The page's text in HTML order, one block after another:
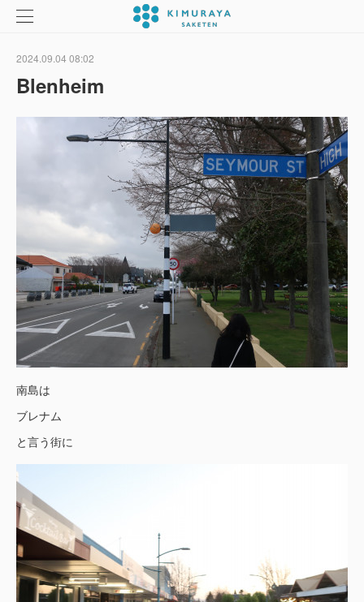
2024.09.04 08:02
Blenheim
南島は
ブレナム
と言う街に